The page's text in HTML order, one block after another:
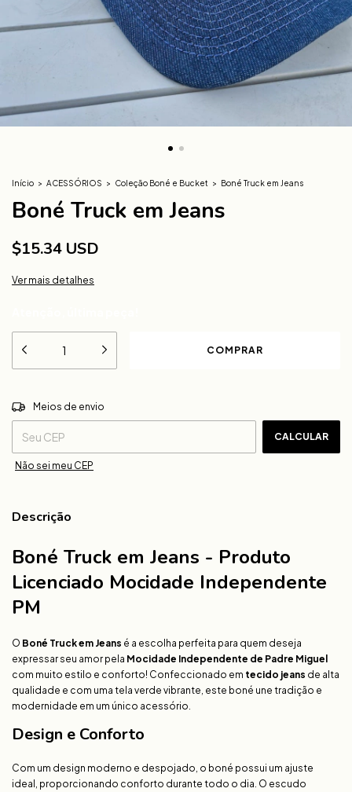
Início > ACESSÓRIOS > Coleção Boné e Bucket > Boné Truck em Jeans
Boné Truck em Jeans
$15.34 USD
Ver mais detalhes
Entregas para o CEP:
Meios de envio
CALCULAR
Não sei meu CEP
Descrição
Boné Truck em Jeans - Produto
Licenciado Mocidade Independente
PM
O Boné Truck em Jeans é a escolha perfeita para quem deseja
expressar seu amor pela Mocidade Independente de Padre Miguel
com muito estilo e conforto! Confeccionado em tecido jeans de alta
qualidade e com uma tela verde vibrante, este boné une tradição e
modernidade em um único acessório.
Design e Conforto
Com um design moderno e despojado, o boné possui um ajuste
ideal, proporcionando conforto durante todo o dia. O escudo